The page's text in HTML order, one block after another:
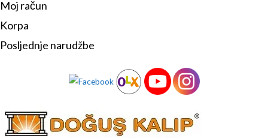
Moj račun
Korpa
Posljednje narudžbe